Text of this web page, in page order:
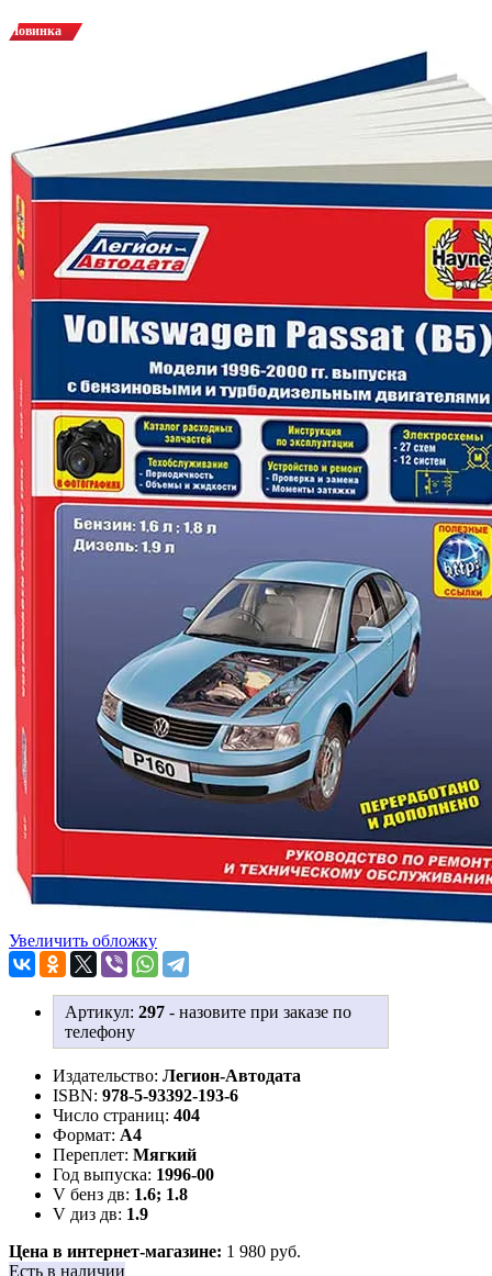
Новинка
Увеличить обложку
Артикул: 297 - назовите при заказе по
телефону
Издательство: Легион-Aвтодата
ISBN: 978-5-93392-193-6
Число страниц: 404
Формат: А4
Переплет: Мягкий
Год выпуска: 1996-00
V бенз дв: 1.6; 1.8
V диз дв: 1.9
Цена в интернет-магазине: 1 980 руб.
Есть в наличии